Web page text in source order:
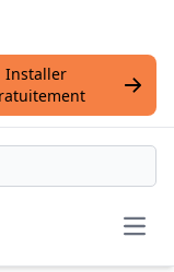
Installer